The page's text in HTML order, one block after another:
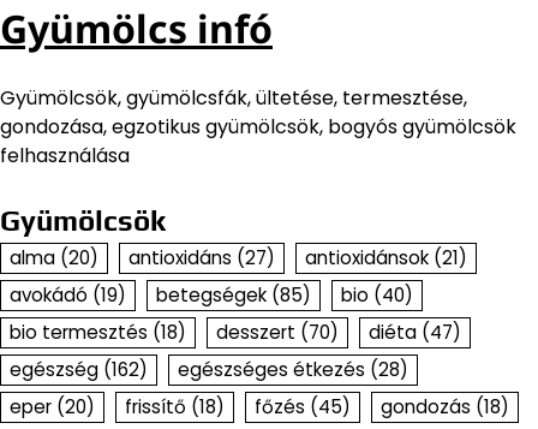
Gyümölcs infó
Gyümölcsök, gyümölcsfák, ültetése, termesztése,
gondozása, egzotikus gyümölcsök, bogyós gyümölcsök
felhasználása
Gyümölcsök
alma (20) antioxidáns (27) antioxidánsok (21)
avokádó (19) betegségek (85) bio (40)
bio termesztés (18) desszert (70) diéta (47)
egészség (162) egészséges étkezés (28)
eper (20) frissítő (18) főzés (45) gondozás (18)